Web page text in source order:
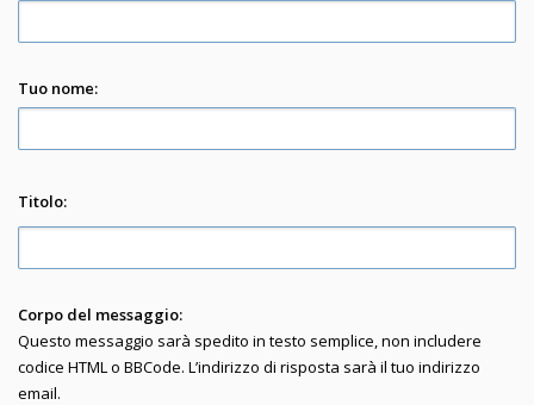
Tuo nome:
Titolo:
Corpo del messaggio:
Questo messaggio sarà spedito in testo semplice, non includere
codice HTML o BBCode. L’indirizzo di risposta sarà il tuo indirizzo
email.